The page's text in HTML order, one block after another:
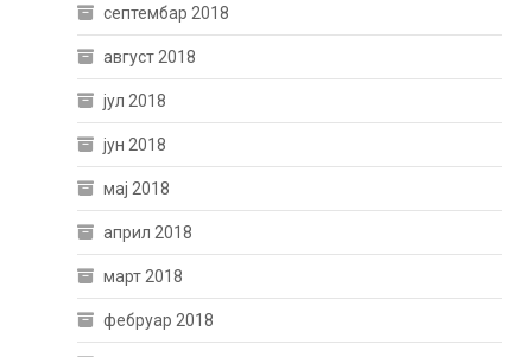
септембар 2018
август 2018
јул 2018
јун 2018
мај 2018
април 2018
март 2018
фебруар 2018